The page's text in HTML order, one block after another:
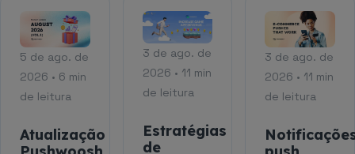
5 de ago. de
2026 • 6 min
de leitura
Atualização
3 de ago. de
2026 • 11 min
de leitura
Estratégias
de
3 de ago. de
2026 • 11 min
de leitura